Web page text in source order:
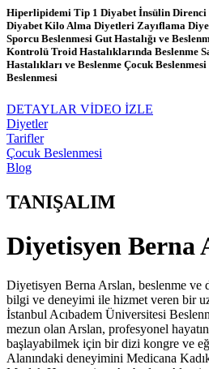
Hiperlipidemi Tip 1 Diyabet İnsülin Direnci
Diyabet Kilo Alma Diyetleri Zayıflama
Sporcu Beslenmesi Gut Hastalığı ve
Kontrolü Troid Hastalıklarında Beslenme
Hastalıkları ve Beslenme Çocuk
Beslenmesi
DETAYLAR VİDEO İZLE
Diyetler
Tarifler
Çocuk Beslenmesi
Blog
TANIŞALIM
Diyetisyen Berna
Diyetisyen Berna Arslan, beslenme ve
bilgi ve deneyimi ile hizmet veren bir
İstanbul Acıbadem Üniversitesi
mezun olan Arslan, profesyonel
başlayabilmek için bir dizi kongre ve
Alanındaki deneyimini Medicana